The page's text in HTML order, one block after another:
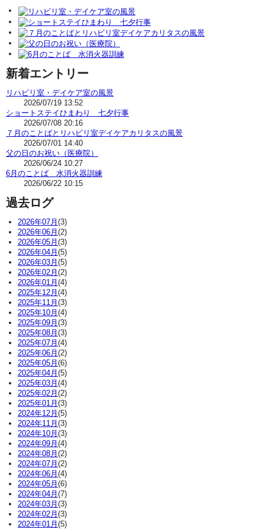
新着エントリー
リハビリ室・デイケア室の風景
2026/07/19 13:52
ショートステイひまわり 七夕行事
2026/07/08 20:16
７月のことばとリハビリ室デイケアカリタスの風景
2026/07/01 14:40
父の日のお祝い（医療院）
2026/06/24 10:27
6月のことば 水消火器訓練
2026/06/22 10:15
過去ログ
2026年07月 (3)
2026年06月 (2)
2026年05月 (3)
2026年04月 (5)
2026年03月 (5)
2026年02月 (2)
2026年01月 (4)
2025年12月 (4)
2025年11月 (3)
2025年10月 (4)
2025年09月 (3)
2025年08月 (3)
2025年07月 (4)
2025年06月 (2)
2025年05月 (6)
2025年04月 (5)
2025年03月 (4)
2025年02月 (2)
2025年01月 (3)
2024年12月 (5)
2024年11月 (3)
2024年10月 (3)
2024年09月 (4)
2024年08月 (2)
2024年07月 (2)
2024年06月 (4)
2024年05月 (6)
2024年04月 (7)
2024年03月 (3)
2024年02月 (3)
2024年01月 (5)